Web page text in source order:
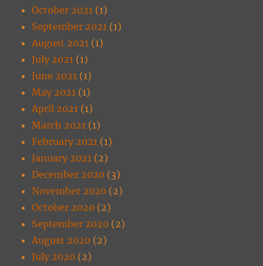
October 2021 (1)
September 2021 (1)
August 2021 (1)
July 2021 (1)
June 2021 (1)
May 2021 (1)
April 2021 (1)
March 2021 (1)
February 2021 (1)
January 2021 (2)
December 2020 (3)
November 2020 (2)
October 2020 (2)
September 2020 (2)
August 2020 (2)
July 2020 (2)